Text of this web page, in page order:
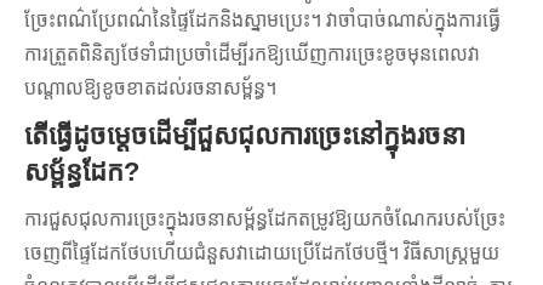
ច្រែះពណ៌ប្រែពណ៌នៃផ្ទៃដែកនិងស្នាមប្រេះ។ វាចាំបាច់ណាស់ក្នុងការធ្វើ
ការត្រួតពិនិត្យថែទាំជាប្រចាំដើម្បីរកឱ្យឃើញការច្រេះខូចមុនពេលវា
បណ្តាលឱ្យខូចខាតដល់រចនាសម្ព័ន្ធ។
តើធ្វើដូចម្តេចដើម្បីជួសជុលការច្រេះនៅក្នុងរចនា
សម្ព័ន្ធដែក?
ការជួសជុលការច្រេះក្នុងរចនាសម្ព័ន្ធដែកតម្រូវឱ្យយកចំណែករបស់ច្រែះ
ចេញពីផ្ទៃដែកថែបហើយជំនួសវាដោយប្រើដែកថែបថ្មី។ វិធីសាស្រ្តមួយ